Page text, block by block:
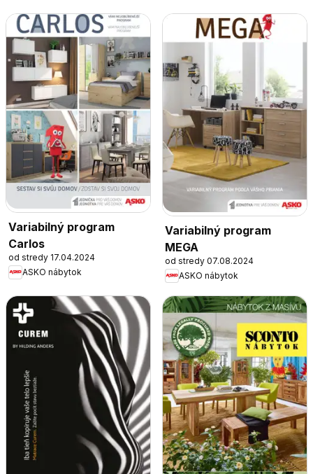
Variabilný program
Carlos
od stredy 17.04.2024
ASKO nábytok
Variabilný program
MEGA
od stredy 07.08.2024
ASKO nábytok